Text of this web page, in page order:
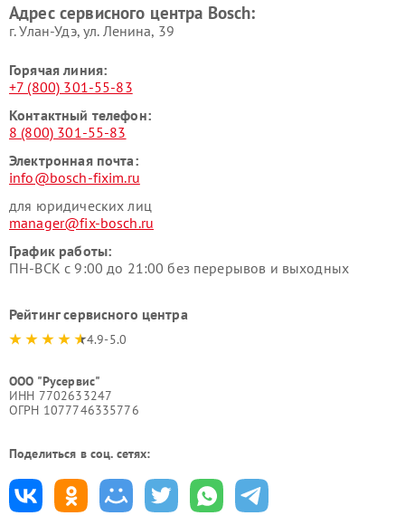
Адрес сервисного центра Bosch:
г. Улан-Удэ, ул. Ленина, 39
Горячая линия:
+7 (800) 301-55-83
Контактный телефон:
8 (800) 301-55-83
Электронная почта:
info@bosch-fixim.ru
для юридических лиц
manager@fix-bosch.ru
График работы:
ПН-ВСК с 9:00 до 21:00 без перерывов и выходных
Рейтинг сервисного центра
4.9-5.0
ООО "Русервис"
ИНН 7702633247
ОГРН 1077746335776
Поделиться в соц. сетях: